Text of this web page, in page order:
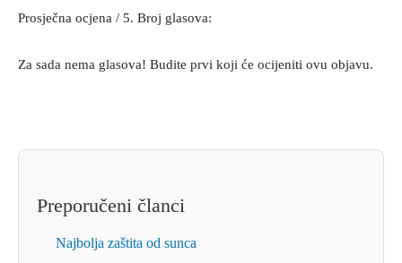
Prosječna ocjena / 5. Broj glasova:
Za sada nema glasova! Budite prvi koji će ocijeniti ovu objavu.
Preporučeni članci
Najbolja zaštita od sunca